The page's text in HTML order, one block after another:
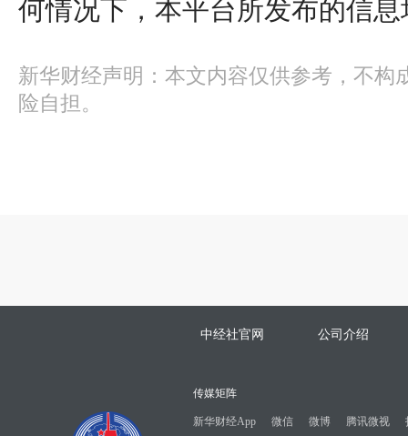
何情况下，本平台所发布的信
新华财经声明：本文内容仅供参考，不构
险自担。
中经社官网 公司介绍
传媒矩阵
新华财经App 微信 微博 腾讯微视